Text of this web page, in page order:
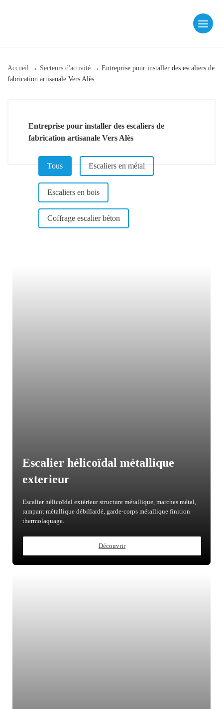
Accueil → Secteurs d'activité → Entreprise pour installer des escaliers de
fabrication artisanale Vers Alès
Entreprise pour installer des escaliers de
fabrication artisanale Vers Alès
CATÉGORIE (PAGE DE RÉFÉRENCEMENT)
Tous Escaliers en métal
Escaliers en bois
Coffrage escalier béton
Escalier hélicoïdal métallique
exterieur
Escalier hélicoïdal extérieur structure métallique, marches métal,
rampant métallique débillardé, garde-corps métallique finition
thermolaquage.
Découvrir